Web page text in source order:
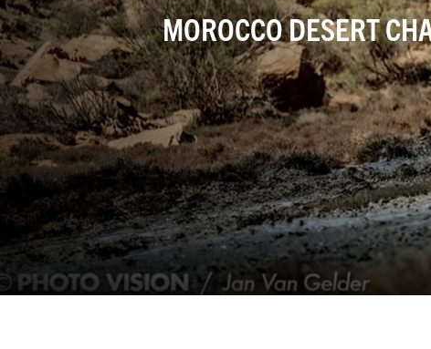
Garten- und
Landschaftspflege
Gemischtbetriebe
MOROCCO DESERT